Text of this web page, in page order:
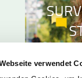
verwendet